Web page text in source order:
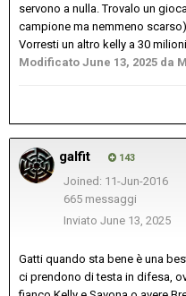
servono a nulla. Trovalo un
campione ma nemmeno
Vorresti un altro kelly a 30
Modificato June 13, 2025 da
galfit 143
Joined: 11-Jun-2016
665 messaggi
Inviato June 13, 2025
Gatti quando sta bene è una
ci prendono di testa in difesa,